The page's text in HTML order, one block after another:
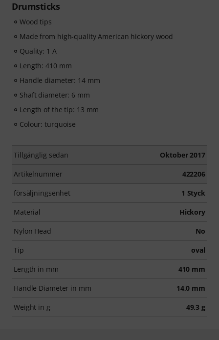
Drumsticks
Wood tips
Made from high-quality American hickory wood
Quality: 1 A
Length: 410 mm
Handle diameter: 14 mm
Shaft diameter: 6 mm
Length of the tip: 13 mm
Colour: turquoise
Tillgänglig sedan Oktober 2017
Artikelnummer 422206
försäljningsenhet 1 Styck
Material Hickory
Nylon Head No
Tip oval
Length in mm 410 mm
Handle Diameter in mm 14,0 mm
Weight in g 49,3 g